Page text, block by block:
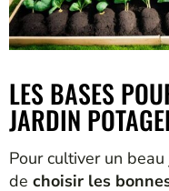
LES BASES
JARDIN
Pour cultiver un
de choisir les